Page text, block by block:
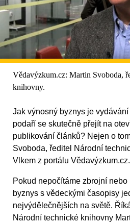
Vědavýzkum.cz: Martin Svoboda,
knihovny.
Jak výnosný byznys je
podaří se skutečně přejít na
publikování článků? Nejen o
Svoboda, ředitel Národní
Vlkem z portálu Vědavýzkum.cz.
Pokud nepočítáme zbrojní
byznys s vědeckými časopisy
nejvýdělečnějších na světě.
Národní technické knihovny